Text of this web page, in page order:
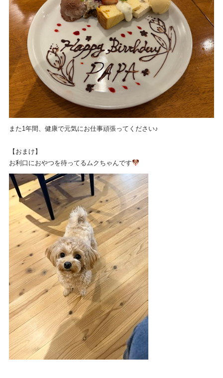
また1年間、健康で元気にお仕事頑張ってください♪
【おまけ】
お利口におやつを待ってるムクちゃんです